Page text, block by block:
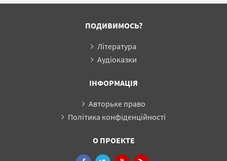
ПОДИВИМОСЬ?
Література
Аудіоказки
ІНФОРМАЦІЯ
Авторьке право
Політика конфіденційності
О ПРОЕКТЕ